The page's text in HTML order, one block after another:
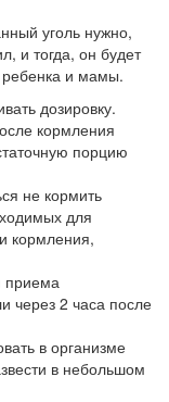
уголь нужно,
и тогда, он будет
ребенка и мамы.
дозировку.
кормления
порцию
не кормить
для
кормления,
приема
через 2 часа после
в организме
в небольшом